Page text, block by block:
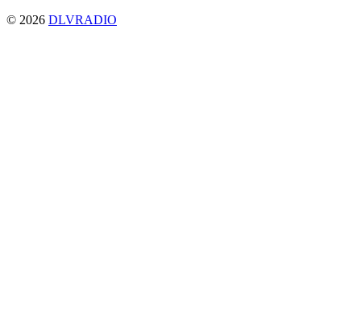
© 2026 DLVRADIO